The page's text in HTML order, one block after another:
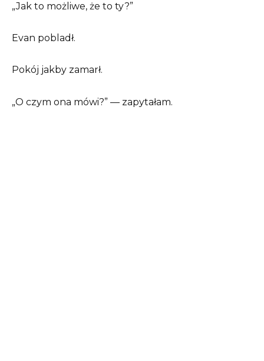
„Jak to możliwe, że to ty?”
Evan pobladł.
Pokój jakby zamarł.
„O czym ona mówi?” — zapytałam.